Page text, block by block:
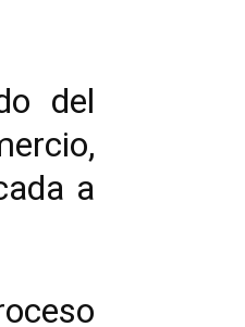
del
a